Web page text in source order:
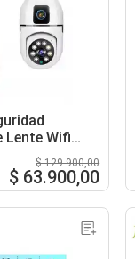
Lente Wifi
$ 129.900,00
$ 63.900,00